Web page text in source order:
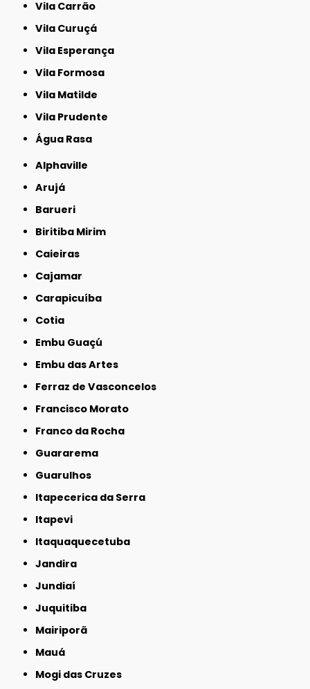
Vila Carrão
Vila Curuçá
Vila Esperança
Vila Formosa
Vila Matilde
Vila Prudente
Água Rasa
Alphaville
Arujá
Barueri
Biritiba Mirim
Caieiras
Cajamar
Carapicuíba
Cotia
Embu Guaçú
Embu das Artes
Ferraz de Vasconcelos
Francisco Morato
Franco da Rocha
Guararema
Guarulhos
Itapecerica da Serra
Itapevi
Itaquaquecetuba
Jandira
Jundiaí
Juquitiba
Mairiporã
Mauá
Mogi das Cruzes